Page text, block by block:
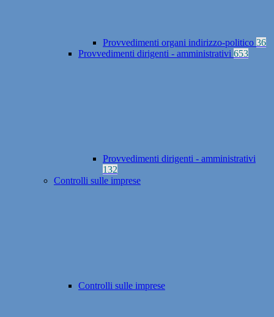
Provvedimenti organi indirizzo-politico 36
Provvedimenti dirigenti - amministrativi 653
Provvedimenti dirigenti - amministrativi
132
Controlli sulle imprese
Controlli sulle imprese